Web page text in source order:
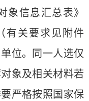
象信息汇总表》
有关要求见附件
位。同一人选仅
象及相关材料若
严格按照国家保